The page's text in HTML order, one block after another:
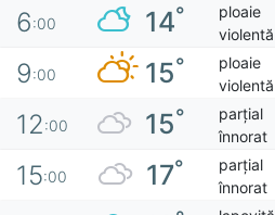
6:00 14°
ploaie
violentă
9:00 15°
ploaie
violentă
12:00 15°
parțial
înnorat
15:00 17°
parțial
înnorat